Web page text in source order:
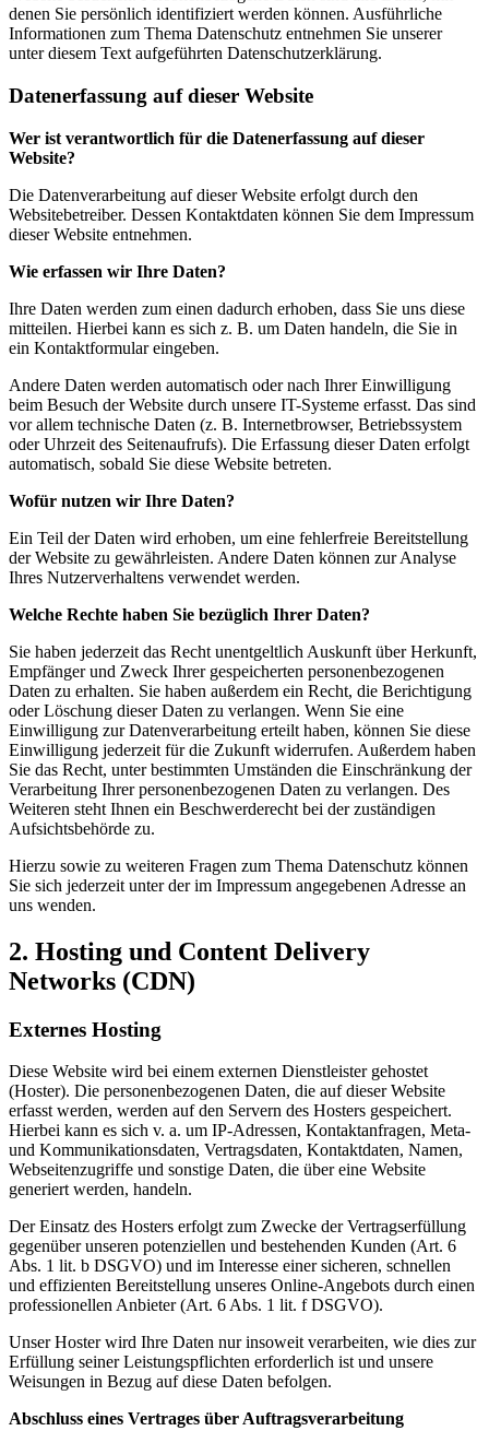
denen Sie persönlich identifiziert werden können. Ausführliche
Informationen zum Thema Datenschutz entnehmen Sie unserer
unter diesem Text aufgeführten Datenschutzerklärung.
Datenerfassung auf dieser Website
Wer ist verantwortlich für die Datenerfassung auf dieser
Website?
Die Datenverarbeitung auf dieser Website erfolgt durch den
Websitebetreiber. Dessen Kontaktdaten können Sie dem Impressum
dieser Website entnehmen.
Wie erfassen wir Ihre Daten?
Ihre Daten werden zum einen dadurch erhoben, dass Sie uns diese
mitteilen. Hierbei kann es sich z. B. um Daten handeln, die Sie in
ein Kontaktformular eingeben.
Andere Daten werden automatisch oder nach Ihrer Einwilligung
beim Besuch der Website durch unsere IT-Systeme erfasst. Das sind
vor allem technische Daten (z. B. Internetbrowser, Betriebssystem
oder Uhrzeit des Seitenaufrufs). Die Erfassung dieser Daten erfolgt
automatisch, sobald Sie diese Website betreten.
Wofür nutzen wir Ihre Daten?
Ein Teil der Daten wird erhoben, um eine fehlerfreie Bereitstellung
der Website zu gewährleisten. Andere Daten können zur Analyse
Ihres Nutzerverhaltens verwendet werden.
Welche Rechte haben Sie bezüglich Ihrer Daten?
Sie haben jederzeit das Recht unentgeltlich Auskunft über Herkunft,
Empfänger und Zweck Ihrer gespeicherten personenbezogenen
Daten zu erhalten. Sie haben außerdem ein Recht, die Berichtigung
oder Löschung dieser Daten zu verlangen. Wenn Sie eine
Einwilligung zur Datenverarbeitung erteilt haben, können Sie diese
Einwilligung jederzeit für die Zukunft widerrufen. Außerdem haben
Sie das Recht, unter bestimmten Umständen die Einschränkung der
Verarbeitung Ihrer personenbezogenen Daten zu verlangen. Des
Weiteren steht Ihnen ein Beschwerderecht bei der zuständigen
Aufsichtsbehörde zu.
Hierzu sowie zu weiteren Fragen zum Thema Datenschutz können
Sie sich jederzeit unter der im Impressum angegebenen Adresse an
uns wenden.
2. Hosting und Content Delivery
Networks (CDN)
Externes Hosting
Diese Website wird bei einem externen Dienstleister gehostet
(Hoster). Die personenbezogenen Daten, die auf dieser Website
erfasst werden, werden auf den Servern des Hosters gespeichert.
Hierbei kann es sich v. a. um IP-Adressen, Kontaktanfragen, Meta-
und Kommunikationsdaten, Vertragsdaten, Kontaktdaten, Namen,
Webseitenzugriffe und sonstige Daten, die über eine Website
generiert werden, handeln.
Der Einsatz des Hosters erfolgt zum Zwecke der Vertragserfüllung
gegenüber unseren potenziellen und bestehenden Kunden (Art. 6
Abs. 1 lit. b DSGVO) und im Interesse einer sicheren, schnellen
und effizienten Bereitstellung unseres Online-Angebots durch einen
professionellen Anbieter (Art. 6 Abs. 1 lit. f DSGVO).
Unser Hoster wird Ihre Daten nur insoweit verarbeiten, wie dies zur
Erfüllung seiner Leistungspflichten erforderlich ist und unsere
Weisungen in Bezug auf diese Daten befolgen.
Abschluss eines Vertrages über Auftragsverarbeitung